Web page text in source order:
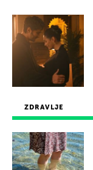
ZDRAVLJE